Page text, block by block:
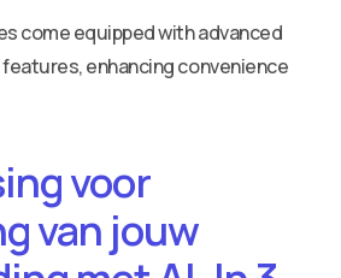
come equipped with advanced
enhancing convenience
voor
van jouw